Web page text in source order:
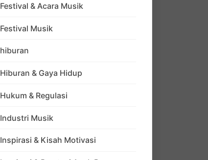
Festival & Acara Musik
Festival Musik
hiburan
Hiburan & Gaya Hidup
Hukum & Regulasi
Industri Musik
Inspirasi & Kisah Motivasi